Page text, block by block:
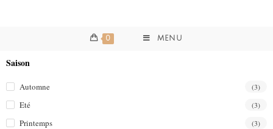
0 MENU
Saison
Automne (3)
Eté (3)
Printemps (3)